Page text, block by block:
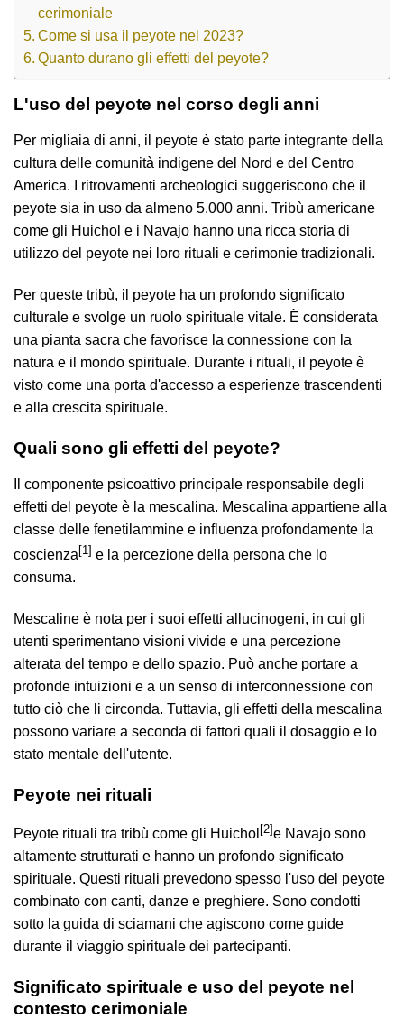
cerimoniale
Come si usa il peyote nel 2023?
Quanto durano gli effetti del peyote?
L'uso del peyote nel corso degli anni
Per migliaia di anni, il peyote è stato parte integrante della
cultura delle comunità indigene del Nord e del Centro
America. I ritrovamenti archeologici suggeriscono che il
peyote sia in uso da almeno 5.000 anni. Tribù americane
come gli Huichol e i Navajo hanno una ricca storia di
utilizzo del peyote nei loro rituali e cerimonie tradizionali.
Per queste tribù, il peyote ha un profondo significato
culturale e svolge un ruolo spirituale vitale. È considerata
una pianta sacra che favorisce la connessione con la
natura e il mondo spirituale. Durante i rituali, il peyote è
visto come una porta d'accesso a esperienze trascendenti
e alla crescita spirituale.
Quali sono gli effetti del peyote?
Il componente psicoattivo principale responsabile degli
effetti del peyote è la mescalina. Mescalina appartiene alla
classe delle fenetilammine e influenza profondamente la
coscienza [1] e la percezione della persona che lo
consuma.
Mescaline è nota per i suoi effetti allucinogeni, in cui gli
utenti sperimentano visioni vivide e una percezione
alterata del tempo e dello spazio. Può anche portare a
profonde intuizioni e a un senso di interconnessione con
tutto ciò che li circonda. Tuttavia, gli effetti della mescalina
possono variare a seconda di fattori quali il dosaggio e lo
stato mentale dell'utente.
Peyote nei rituali
Peyote rituali tra tribù come gli Huichol [2]e Navajo sono
altamente strutturati e hanno un profondo significato
spirituale. Questi rituali prevedono spesso l'uso del peyote
combinato con canti, danze e preghiere. Sono condotti
sotto la guida di sciamani che agiscono come guide
durante il viaggio spirituale dei partecipanti.
Significato spirituale e uso del peyote nel
contesto cerimoniale